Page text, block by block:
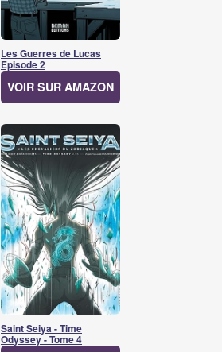
Les Guerres de Lucas
Episode 2
VOIR SUR AMAZON
Saint Seiya - Time
Odyssey - Tome 4